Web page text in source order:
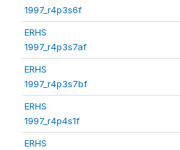
1997_r4p3s6f
ERHS
1997_r4p3s7af
ERHS
1997_r4p3s7bf
ERHS
1997_r4p4s1f
ERHS